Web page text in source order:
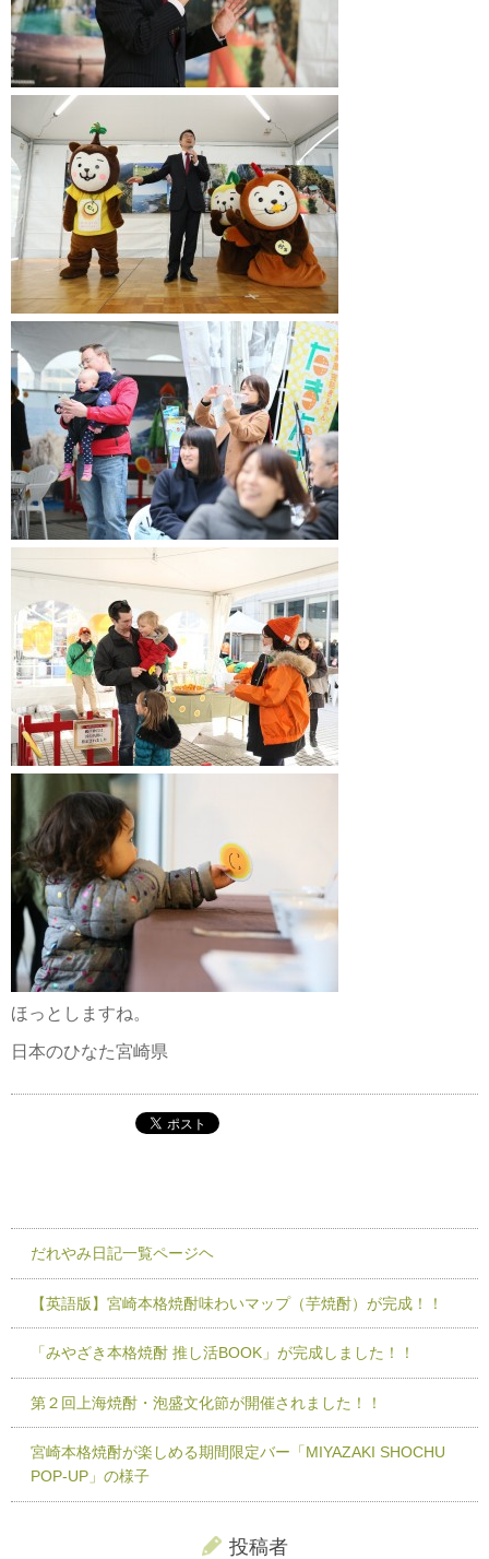
ほっとしますね。
日本のひなた宮崎県
だれやみ日記一覧ページヘ
【英語版】宮崎本格焼酎味わいマップ（芋焼酎）が完成！！
「みやざき本格焼酎 推し活BOOK」が完成しました！！
第２回上海焼酎・泡盛文化節が開催されました！！
宮崎本格焼酎が楽しめる期間限定バー「MIYAZAKI SHOCHU
POP-UP」の様子
投稿者